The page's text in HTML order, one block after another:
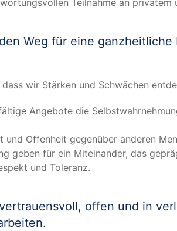
Teil­nah­me an
Weg für eine
wir Stär­ken und Schwä­chen
Ange­bo­te die
und Offen­heit gegen­über ande­ren
geben für ein Mit­ein­an­der, das
und Toleranz.
offen und in